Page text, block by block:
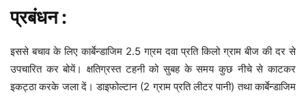
प्रबंधन :
इससे बचाव के लिए कार्बेन्डाजिम 2.5 गा्रम दवा प्रति किलो ग्राम बीज की दर से
उपचारित कर बोयें। क्षतिग्रस्त टहनी को सुबह के समय कुछ नीचे से काटकर
इकट्ठा करके जला दें। डाइफोल्टान (2 ग्राम प्रति लीटर पानी) तथा कार्बेन्डाजिम